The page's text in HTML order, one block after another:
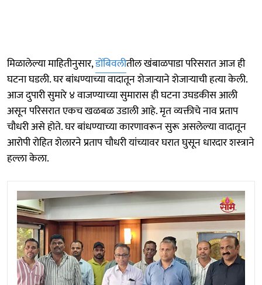
मिळालेल्या माहितीनुसार,डोंबिवलीतील खंबाळपाडा परिसरात आज ही
घटना घडली. घर बांधण्याच्या वादातून शेजाऱ्याने शेजाऱ्याची हत्या केली.
आज दुपारी सुमारे ४ वाजण्याच्या सुमारास ही घटना उघडकीस आली
असून परिसरात एकच खळबळ उडाली आहे. मृत व्यक्तीचे नाव प्रताप
चौधरी असे होते. घर बांधण्याच्या कारणावरून सुरू असलेल्या वादातून
आरोपी रोहित शेलारने प्रताप चौधरी यांच्यावर घरात घुसून धारदार शस्त्राने
हल्ला केला.